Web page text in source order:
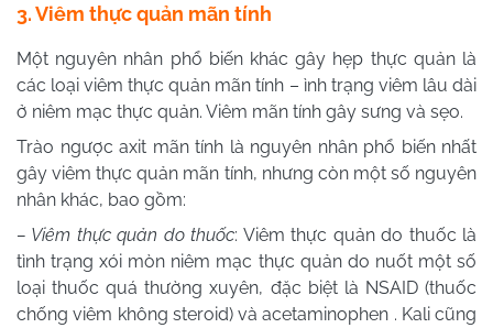
3. Viêm thực quản mãn tính
Một nguyên nhân phổ biến khác gây hẹp thực quản là
các loại viêm thực quản mãn tính – ình trạng viêm lâu dài
ở niêm mạc thực quản. Viêm mãn tính gây sưng và sẹo.
Trào ngược axit mãn tính là nguyên nhân phổ biến nhất
gây viêm thực quản mãn tính, nhưng còn một số nguyên
nhân khác, bao gồm:
– Viêm thực quản do thuốc: Viêm thực quản do thuốc là
tình trạng xói mòn niêm mạc thực quản do nuốt một số
loại thuốc quá thường xuyên, đặc biệt là NSAID (thuốc
chống viêm không steroid) và acetaminophen . Kali cũng